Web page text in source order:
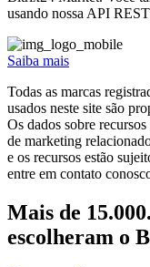
usando nossa API
Saiba mais
Todas as marcas
usados neste site são
Os dados sobre
de marketing
e os recursos estão
entre em contato
Mais de
escolheram o